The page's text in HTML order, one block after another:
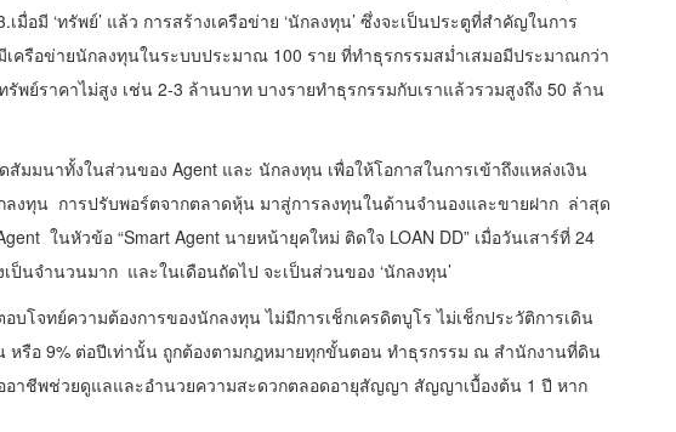
มื่อมี ‘ทรัพย์’ แล้ว การสร้างเครือข่าย ‘นักลงทุน’ ซึ่งจะเป็นประตูที่สำคัญในการ
เครือข่ายนักลงทุนในระบบประมาณ 100 ราย ที่ทำธุรกรรมสม่ำเสมอมีประมาณกว่า
พย์ราคาไม่สูง เช่น 2-3 ล้านบาท บางรายทำธุรกรรมกับเราแล้วรวมสูงถึง 50 ล้าน
มมนาทั้งในส่วนของ Agent และ นักลงทุน เพื่อให้โอกาสในการเข้าถึงแหล่งเงิน
ลงทุน การปรับพอร์ตจากตลาดหุ้น มาสู่การลงทุนในด้านจำนองและขายฝาก ล่าสุด
ในหัวข้อ “Smart Agent นายหน้ายุคใหม่ ติดใจ LOAN DD” เมื่อวันเสาร์ที่ 24
นจำนวนมาก และในเดือนถัดไป จะเป็นส่วนของ ‘นักลงทุน’
บโจทย์ความต้องการของนักลงทุน ไม่มีการเช็กเครดิตบูโร ไม่เช็กประวัติการเดิน
หรือ 9% ต่อปีเท่านั้น ถูกต้องตามกฎหมายทุกขั้นตอน ทำธุรกรรม ณ สำนักงานที่ดิน
อาชีพช่วยดูแลและอำนวยความสะดวกตลอดอายุสัญญา สัญญาเบื้องต้น 1 ปี หาก